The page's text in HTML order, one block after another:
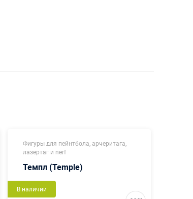
Фигуры для пейнтбола, арчеритага,
лазертаг и nerf
Темпл (Temple)
В наличии